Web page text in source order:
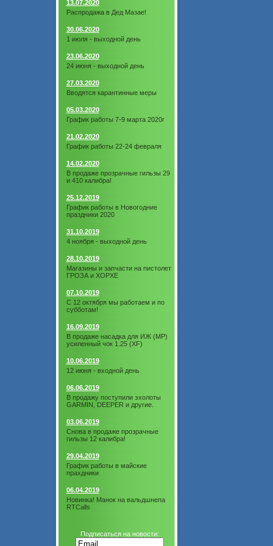
13.07.2020
Распродажа в Дед Мазае!
30.06.2020
1 июля - выходной день
23.06.2020
24 июня - выходной день
27.03.2020
Вводятся карантинные меры
05.03.2020
График работы 7-9 марта 2020г
21.02.2020
График работы 22-24 февраля
14.02.2020
В продаже прозрачные гильзы 29
и 410 калибра!
25.12.2019
График работы в Новогодние
праздники 2020
31.10.2019
4 ноября - выходной день
28.10.2019
Магазины и запчасти на пистолет
ГРОЗА и ХОРХЕ
07.10.2019
С 12 октября мы работаем и по
субботам!
16.09.2019
В продаже насадка для ИЖ (МР)
усиленный чок 1.25 (XF)
10.06.2019
12 июня - входной день
06.06.2019
В продажу поступили эхолоты
GARMIN, DEEPER и другие.
03.06.2019
Снова в продаже прозрачные
гильзы 12 калибра!
29.04.2019
График работы в майские
прахдники
06.04.2019
Новинка! Манок на вальдшнепа
RTCalls
Подписаться на новости: